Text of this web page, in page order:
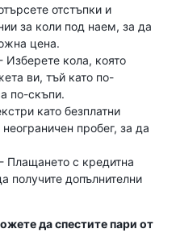
отстъпки и
за коли под наем, за да
цена.
- Изберете кола, която
ви, тъй като по-
по-скъпи.
като безплатни
пробег, за да
- Плащането с кредитна
получите допълнителни
да спестите пари от